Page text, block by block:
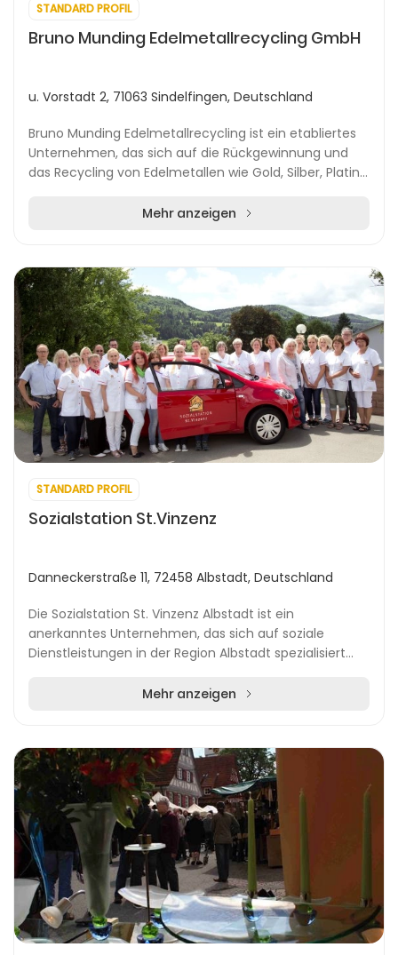
STANDARD PROFIL
Bruno Munding Edelmetallrecycling GmbH
u. Vorstadt 2, 71063 Sindelfingen, Deutschland
Bruno Munding Edelmetallrecycling ist ein etabliertes
Unternehmen, das sich auf die Rückgewinnung und
das Recycling von Edelmetallen wie Gold, Silber, Platin
Mehr anzeigen
STANDARD PROFIL
Sozialstation St.Vinzenz
Danneckerstraße 11, 72458 Albstadt, Deutschland
Die Sozialstation St. Vinzenz Albstadt ist ein
anerkanntes Unternehmen, das sich auf soziale
Dienstleistungen in der Region Albstadt spezialisiert
Mehr anzeigen